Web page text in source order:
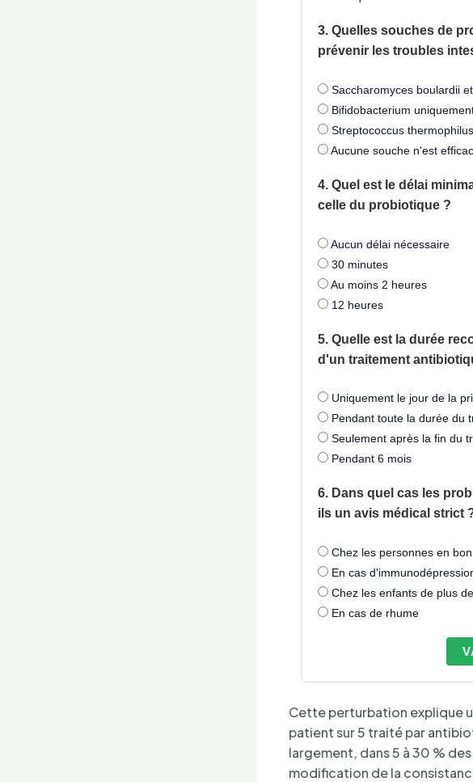
3. Quelles souches de
prévenir les troubles
Saccharomyces boulardii
Bifidobacterium
Streptococcus
Aucune souche n'est
4. Quel est le délai
celle du probiotique ?
Aucun délai nécessaire
30 minutes
Au moins 2 heures
12 heures
5. Quelle est la durée
d'un traitement
Uniquement le jour de la
Pendant toute la durée du
Seulement après la fin du
Pendant 6 mois
6. Dans quel cas les
ils un avis médical strict
Chez les personnes en
En cas
Chez les enfants de plus
En cas de rhume
Cette perturbation explique
patient sur 5 traité par
largement, dans 5 à 30 %
modification de la